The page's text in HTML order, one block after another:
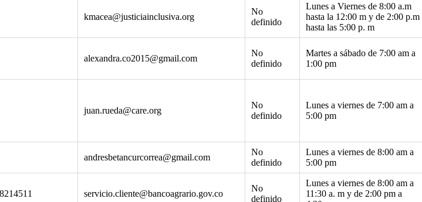
kmacea@justiciainclusiva.org
No
definido
Lunes a Viernes de 8:00 a.m
hasta la 12:00 m y de 2:00 p.m
hasta las 5:00 p. m
alexandra.co2015@gmail.com
No
definido
Martes a sábado de 7:00 am a
1:00 pm
juan.rueda@care.org
No
definido
Lunes a viernes de 7:00 am a
5:00 pm
andresbetancurcorrea@gmail.com
No
definido
Lunes a viernes de 8:00 am a
5:00 pm
servicio.cliente@bancoagrario.gov.co
No
definido
Lunes a viernes de 8:00 am a
11:30 a. m y de 2:00 pm a